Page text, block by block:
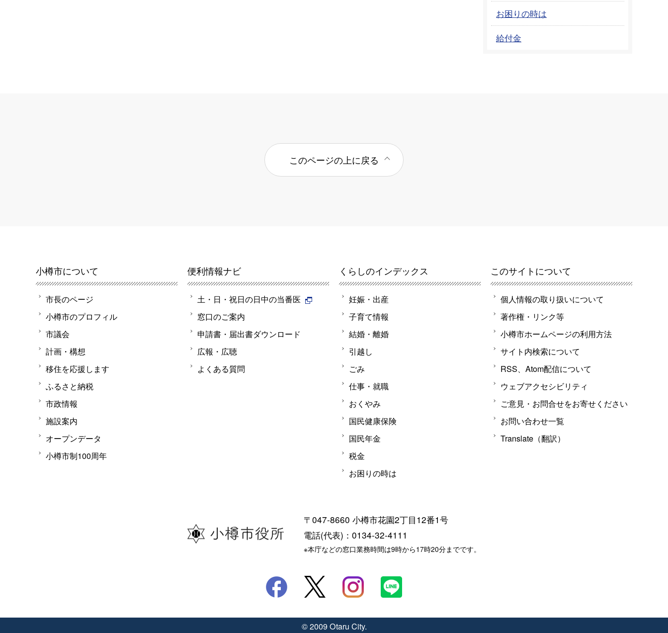
お困りの時は
給付金
このページの上に戻る
小樽市について
市長のページ
小樽市のプロフィル
市議会
計画・構想
移住を応援します
ふるさと納税
市政情報
施設案内
オープンデータ
小樽市制100周年
便利情報ナビ
土・日・祝日の日中の当番医
窓口のご案内
申請書・届出書ダウンロード
広報・広聴
よくある質問
くらしのインデックス
妊娠・出産
子育て情報
結婚・離婚
引越し
ごみ
仕事・就職
おくやみ
国民健康保険
国民年金
税金
お困りの時は
このサイトについて
個人情報の取り扱いについて
著作権・リンク等
小樽市ホームページの利用方法
サイト内検索について
RSS、Atom配信について
ウェブアクセシビリティ
ご意見・お問合せをお寄せください
お問い合わせ一覧
Translate（翻訳）
〒047-8660 小樽市花園2丁目12番1号
電話(代表)：0134-32-4111
※本庁などの窓口業務時間は9時から17時20分までです。
© 2009 Otaru City.